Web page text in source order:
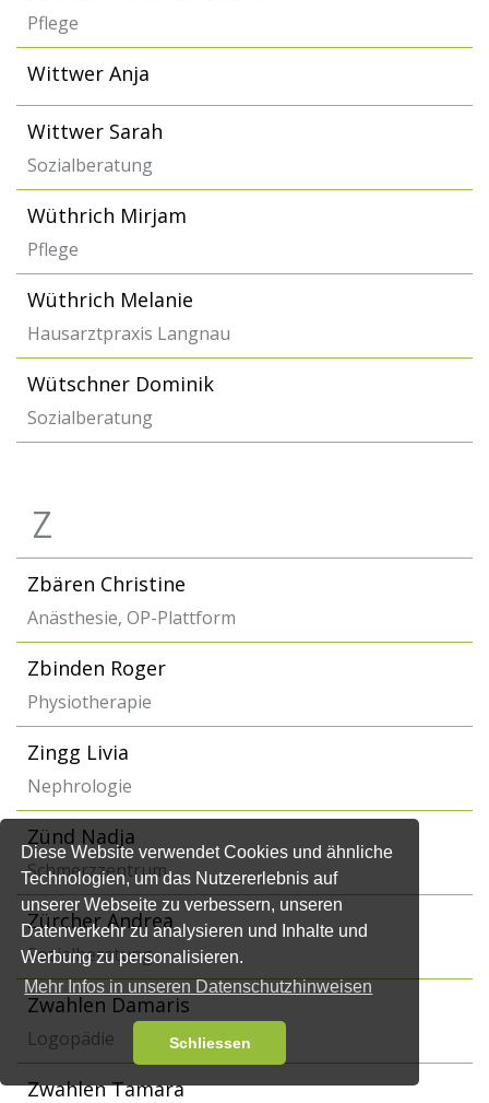
Diese Website verwendet Cookies und ähnliche
Technologien, um das Nutzererlebnis auf
unserer Webseite zu verbessern, unseren
Datenverkehr zu analysieren und Inhalte und
Werbung zu personalisieren.
Mehr Infos in unseren Datenschutzhinweisen
Schliessen
Pflege
Wittwer Anja
Wittwer Sarah
Sozialberatung
Wüthrich Mirjam
Pflege
Wüthrich Melanie
Hausarztpraxis Langnau
Wütschner Dominik
Sozialberatung
Z
Zbären Christine
Anästhesie, OP-Plattform
Zbinden Roger
Physiotherapie
Zingg Livia
Nephrologie
Zünd Nadja
Schmerzzentrum
Zürcher Andrea
Sozialberatung
Zwahlen Damaris
Logopädie
Zwahlen Tamara